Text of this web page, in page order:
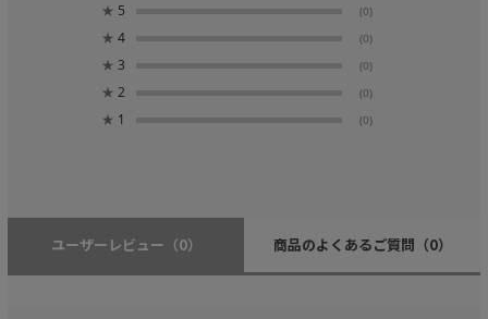
★ 5 (0)
★ 4 (0)
★ 3 (0)
★ 2 (0)
★ 1 (0)
ユーザーレビュー （0） 商品のよくあるご質問 （0）